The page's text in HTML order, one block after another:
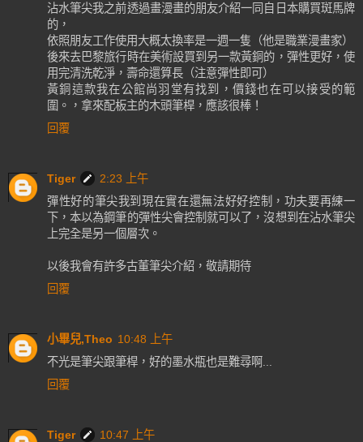
沾水筆尖我之前透過畫漫畫的朋友介紹一同自日本購買斑馬牌
的，
依照朋友工作使用大概太換率是一週一隻（他是職業漫畫家）
後來去巴黎旅行時在美術設買到另一款黃銅的，彈性更好，使
用完清洗乾淨，壽命還算長（注意彈性即可）
黃銅這款我在公館尚羽堂有找到，價錢也在可以接受的範
圍。，拿來配板主的木頭筆桿，應該很棒！
回覆
Tiger
2:23 上午
彈性好的筆尖我到現在實在還無法好好控制，功夫要再練一
下，本以為鋼筆的彈性尖會控制就可以了，沒想到在沾水筆尖
上完全是另一個層次。
以後我會有許多古董筆尖介紹，敬請期待
回覆
小畢兒,Theo 10:48 上午
不光是筆尖跟筆桿，好的墨水瓶也是難尋啊...
回覆
Tiger
10:47 上午